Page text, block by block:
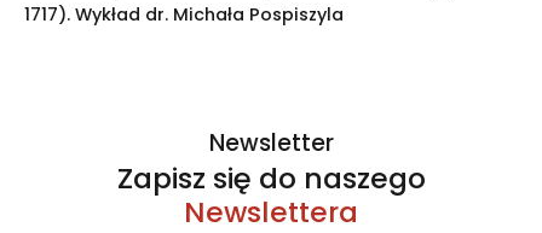
1717). Wykład dr. Michała Pospiszyla
Newsletter
Zapisz się do naszego
Newslettera